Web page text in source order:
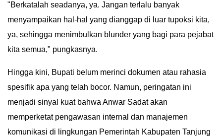
​"Berkatalah seadanya, ya. Jangan terlalu banyak
menyampaikan hal-hal yang dianggap di luar tupoksi kita,
ya, sehingga menimbulkan blunder yang bagi para pejabat
kita semua," pungkasnya.
Hingga kini, Bupati belum merinci dokumen atau rahasia
spesifik apa yang telah bocor. Namun, peringatan ini
menjadi sinyal kuat bahwa Anwar Sadat akan
memperketat pengawasan internal dan manajemen
komunikasi di lingkungan Pemerintah Kabupaten Tanjung